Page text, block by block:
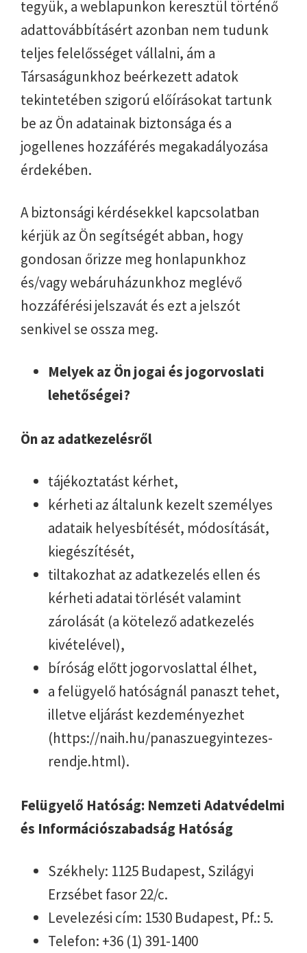
tegyük, a weblapunkon keresztül történő
adattovábbításért azonban nem tudunk
teljes felelősséget vállalni, ám a
Társaságunkhoz beérkezett adatok
tekintetében szigorú előírásokat tartunk
be az Ön adatainak biztonsága és a
jogellenes hozzáférés megakadályozása
érdekében.
A biztonsági kérdésekkel kapcsolatban
kérjük az Ön segítségét abban, hogy
gondosan őrizze meg honlapunkhoz
és/vagy webáruházunkhoz meglévő
hozzáférési jelszavát és ezt a jelszót
senkivel se ossza meg.
Melyek az Ön jogai és jogorvoslati
lehetőségei?
Ön az adatkezelésről
tájékoztatást kérhet,
kérheti az általunk kezelt személyes
adataik helyesbítését, módosítását,
kiegészítését,
tiltakozhat az adatkezelés ellen és
kérheti adatai törlését valamint
zárolását (a kötelező adatkezelés
kivételével),
bíróság előtt jogorvoslattal élhet,
a felügyelő hatóságnál panaszt tehet,
illetve eljárást kezdeményezhet
(https://naih.hu/panaszuegyintezes-
rendje.html).
Felügyelő Hatóság: Nemzeti Adatvédelmi
és Információszabadság Hatóság
Székhely: 1125 Budapest, Szilágyi
Erzsébet fasor 22/c.
Levelezési cím: 1530 Budapest, Pf.: 5.
Telefon: +36 (1) 391-1400